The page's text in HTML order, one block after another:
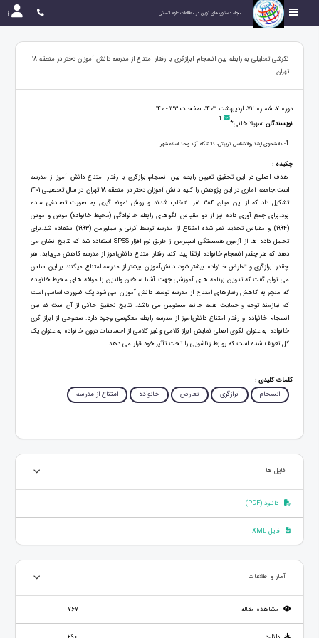
مجله دستاوردهای نوین در مطالعات علوم انسانی
نگرشی تحلیلی به رابطه بین انسجام، ابرازگری با رفتار امتناع از مدرسه دانش آموزان دختر در منطقه 18
تهران
دوره 7، شماره 72، اردیبهشت 1403، صفحات 123 - 140
نویسندگان :سهیلا خانی* 1
1- دانشحوی ارشد روانشناسی تربیتی، دانشگاه آزاد واحد اسلامشهر
چکیده :
هدف اصلی در این تحقیق تعیین رابطه بین انسجام،ابرازگری با رفتار امتناع دانش آموز از مدرسه
است.جامعه آماری در این پژوهش را کلیه دانش آموزان دختر در منطقه 18 تهران در سال تحصیلی 1401
تشکیل داد که از این میان 384 نفر انتخاب شدند و روش نمونه گیری به صورت تصادفی ساده
بود.برای جمع آوری داده نیز از دو مقیاس الگوهای رابطه خانوادگی (محیط خانواده) موس و موس
(1994) و مقیاس تجدید نظر شده امتناع از مدرسه توسط کرنی و سیلورمن (1993) استفاده شد.برای
تحلیل داده ها از آزمون همبستگی اسپیرمن از طریق نرم افزار SPSS استفاده شد که نتایج نشان می
دهد که هر چقدر انسجام خانواده ارتقا پیدا کند، رفتار امتناع دانش‌آموز از مدرسه کاهش می‌یابد. هر
چقدر ابرازگری و تعارض خانواده بیشتر شود، دانش‌آموزان بیشتر از مدرسه امتناع میکنند.بر این اساس
می توان گفت که تدوین برنامه های آموزشی جهت آشنا ساختن والدین با مولفه های محیط خانواده
که منجر به کاهش رفتارهای امتناع از مدرسه توسط دانش آموزان می شود یک ضرورت اساسی است
که نیازمند توجه و حمایت همه جانبه مسئولین می باشد. نتایج نحقیق حاکی از آن است که بین
انسجام خانواده و رفتار امتناع دانش‌آموز از مدرسه رابطه معکوسی وجود دارد. سطوحی از ابراز گری
خانواده به عنوان الگوی اصلی نمایش ابراز کلامی و غیر کلامی از احساسات درون خانواده به عنوان یک
کل تعریف شده است که روابط زناشویی را تحت تأثیر خود قرار می دهد.
کلمات کلیدی :
انسجام ابرازگری تعارض خانواده امتناع از مدرسه
فایل ها
دانلود (PDF)
فایل XML
آمار و اطلاعات
مشاهده مقاله 767